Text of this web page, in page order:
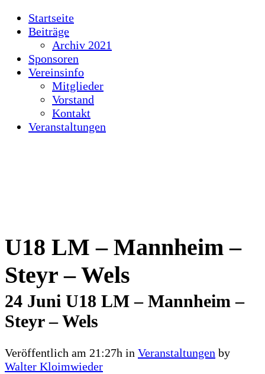
Startseite
Beiträge
Archiv 2021
Sponsoren
Vereinsinfo
Mitglieder
Vorstand
Kontakt
Veranstaltungen
U18 LM – Mannheim –
Steyr – Wels
24 Juni U18 LM – Mannheim –
Steyr – Wels
Veröffentlich am 21:27h in Veranstaltungen by
Walter Kloimwieder